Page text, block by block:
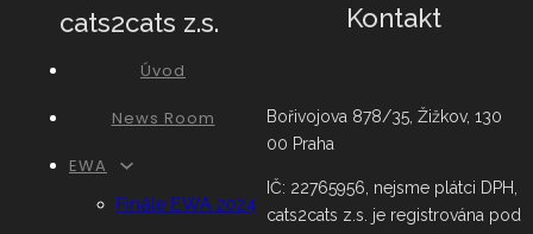
cats2cats z.s.
Úvod
News Room
EWA
Finále EWA 2024
Kontakt
Bořivojova 878/35, Žižkov, 130
00 Praha
IČ: 22765956, nejsme plátci DPH,
cats2cats z.s. je registrována pod